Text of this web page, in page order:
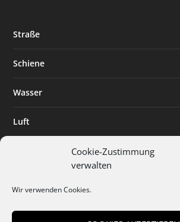
Cookie-Zustimmung
verwalten
Wir verwenden Cookies.
Straße
Schiene
Wasser
Luft
Digitalisierung